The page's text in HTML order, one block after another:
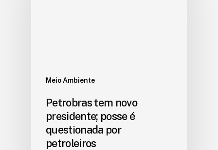
Meio Ambiente
Petrobras tem novo
presidente; posse é
questionada por
petroleiros